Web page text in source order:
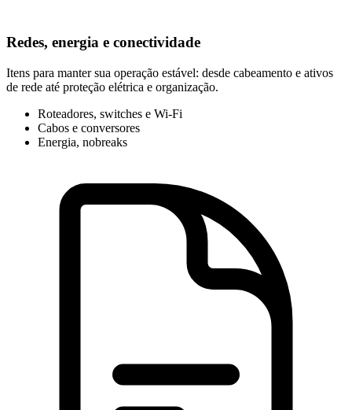
Redes, energia e conectividade
Itens para manter sua operação estável: desde cabeamento e ativos
de rede até proteção elétrica e organização.
Roteadores, switches e Wi-Fi
Cabos e conversores
Energia, nobreaks